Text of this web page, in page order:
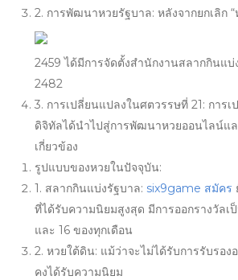
2. การพัฒนาหวยรัฐบาล: หลังจากยกเลิก
2459 ได้มีการจัดตั้งสำนักงานสลากกินแ
2482
3. การเปลี่ยนแปลงในศตวรรษที่ 21: การ
ดิจิทัลได้นำไปสู่การพัฒนาหวยออนไลน์แ
เกี่ยวข้อง
รูปแบบของหวยในปัจจุบัน:
1. สลากกินแบ่งรัฐบาล: six9game สมัคร
ที่ได้รับความนิยมสูงสุด มีการออกรางวัลเ
และ 16 ของทุกเดือน
2. หวยใต้ดิน: แม้ว่าจะไม่ได้รับการรับรอง
คงได้รับความนิยม